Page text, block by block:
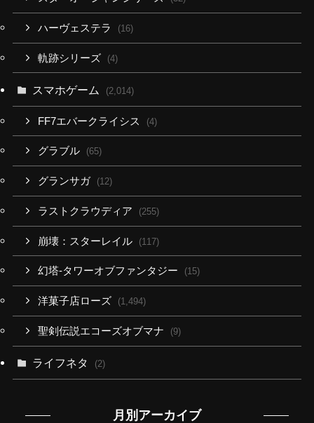
ハーヴェステラ (16)
軌跡シリーズ (4)
スマホゲーム (2,014)
FF7エバークライシス (4)
グラブル (65)
グランサガ (12)
ラストクラウディア (255)
崩壊：スターレイル (117)
幻塔-タワーオブファンタジー (15)
洋菓子店ローズ (1,494)
聖剣伝説エコーズオブマナ (9)
ライフネタ (2)
月別アーカイブ